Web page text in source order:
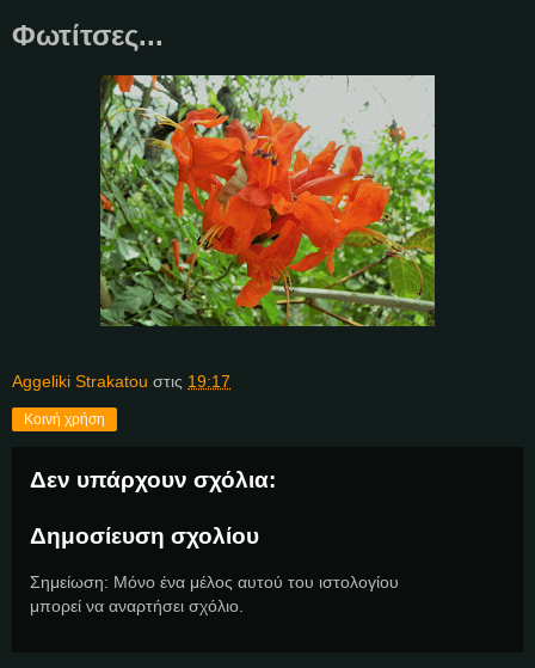
Φωτίτσες...
Aggeliki Strakatou στις 19:17
Κοινή χρήση
Δεν υπάρχουν σχόλια:
Δημοσίευση σχολίου
Σημείωση: Μόνο ένα μέλος αυτού του ιστολογίου
μπορεί να αναρτήσει σχόλιο.